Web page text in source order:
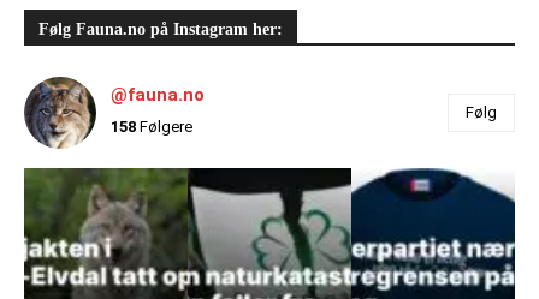
Følg Fauna.no på Instagram her:
@fauna.no
158 Følgere
Følg